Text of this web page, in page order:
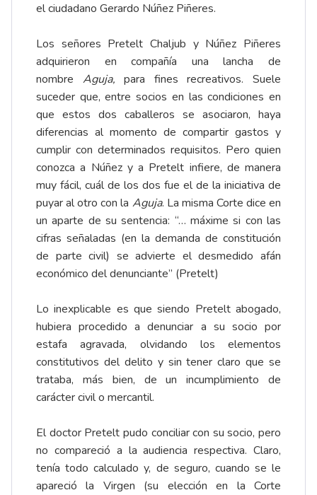
el ciudadano Gerardo Núñez Piñeres.
Los señores Pretelt Chaljub y Núñez Piñeres
adquirieron en compañía una lancha de
nombre Aguja,para fines recreativos. Suele
suceder que, entre socios en las condiciones en
que estos dos caballeros se asociaron, haya
diferencias al momento de compartir gastos y
cumplir con determinados requisitos. Pero quien
conozca a Núñez y a Pretelt infiere, de manera
muy fácil, cuál de los dos fue el de la iniciativa de
puyar al otro con la Aguja. La misma Corte dice en
un aparte de su sentencia: “… máxime si con las
cifras señaladas (en la demanda de constitución
de parte civil) se advierte el desmedido afán
económico del denunciante” (Pretelt)
Lo inexplicable es que siendo Pretelt abogado,
hubiera procedido a denunciar a su socio por
estafa agravada, olvidando los elementos
constitutivos del delito y sin tener claro que se
trataba, más bien, de un incumplimiento de
carácter civil o mercantil.
El doctor Pretelt pudo conciliar con su socio, pero
no compareció a la audiencia respectiva. Claro,
tenía todo calculado y, de seguro, cuando se le
apareció la Virgen (su elección en la Corte